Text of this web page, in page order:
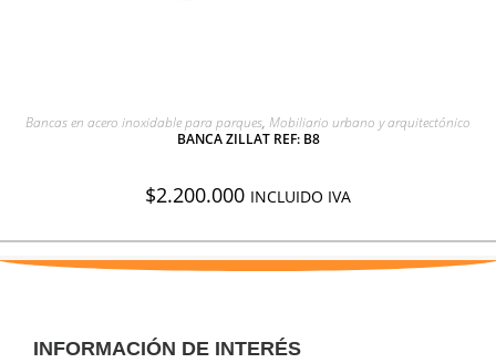
AGREGAR A COTIZACIÓN
Bancas en acero inoxidable para parques, Mobiliario urbano y arquitectónico
BANCA ZILLAT REF: B8
$2.200.000 INCLUIDO IVA
INFORMACIÓN DE INTERÉS